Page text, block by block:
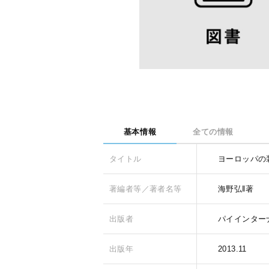
基本情報 全ての情報
タイトル ヨーロッパの
著編者等／著者名等 海野弘‖著
出版者 パイインター
出版年 2013.11